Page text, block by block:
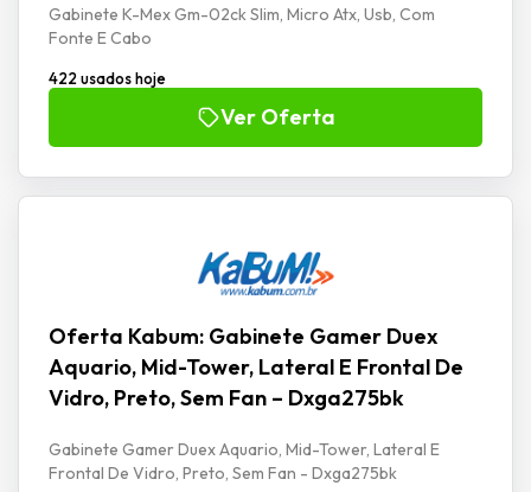
Gabinete K-Mex Gm-02ck Slim, Micro Atx, Usb, Com
Fonte E Cabo
422 usados hoje
Ver Oferta
Oferta Kabum: Gabinete Gamer Duex
Aquario, Mid-Tower, Lateral E Frontal De
Vidro, Preto, Sem Fan – Dxga275bk
Gabinete Gamer Duex Aquario, Mid-Tower, Lateral E
Frontal De Vidro, Preto, Sem Fan - Dxga275bk